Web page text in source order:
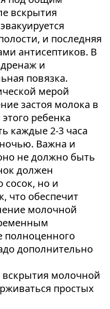
вскрытия
и последняя
антисептиков. В
дренаж и
повязка.
мерой
застоя молока в
ребенка
каждые 2-3 часа
Важна и
не должно быть
должен
сосок, но и
что обеспечит
молочной
полноценного
дополнительно
вскрытия молочной
простых